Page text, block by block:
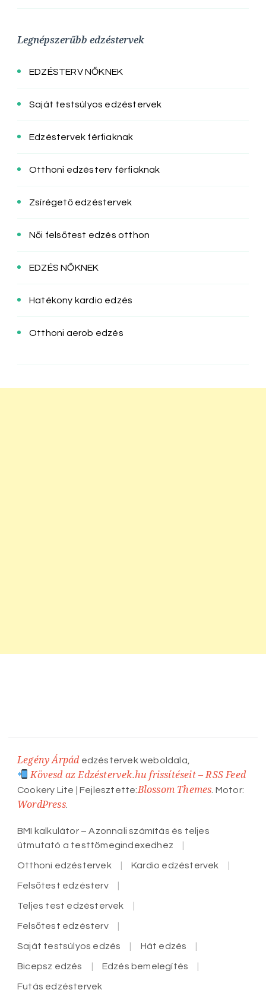
Legnépszerűbb edzéstervek
EDZÉSTERV NŐKNEK
Saját testsúlyos edzéstervek
Edzéstervek férfiaknak
Otthoni edzésterv férfiaknak
Zsírégető edzéstervek
Női felsőtest edzés otthon
EDZÉS NŐKNEK
Hatékony kardio edzés
Otthoni aerob edzés
Legény Árpád edzéstervek weboldala,
Kövesd az Edzéstervek.hu frissítéseit – RSS Feed
Cookery Lite | Fejlesztette:Blossom Themes . Motor:
WordPress.
BMI kalkulátor – Azonnali számítás és teljes
útmutató a testtömegindexedhez
Otthoni edzéstervek Kardio edzéstervek
Felsőtest edzésterv
Teljes test edzéstervek
Felsőtest edzésterv
Saját testsúlyos edzés Hát edzés
Bicepsz edzés Edzés bemelegítés
Futás edzéstervek